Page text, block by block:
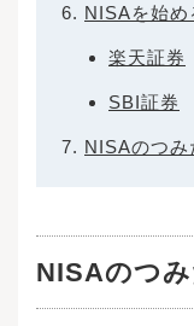
NISAを始め
楽天証券
SBI証券
NISAのつみ
NISAのつ